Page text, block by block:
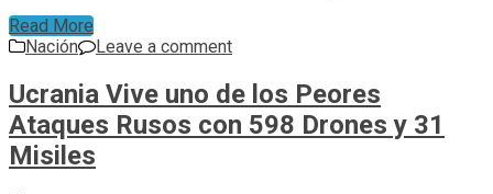
Read More
Nación
Leave a comment
Ucrania Vive uno de los Peores
Ataques Rusos con 598 Drones y 31
Misiles